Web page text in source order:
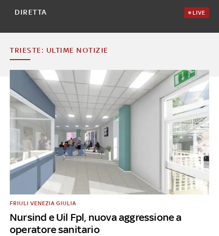
DIRETTA LIVE
TRIESTE: ULTIME NOTIZIE
Nursind e Uil Fpl, nuova aggressione a
operatore sanitario
FRIULI VENEZIA GIULIA